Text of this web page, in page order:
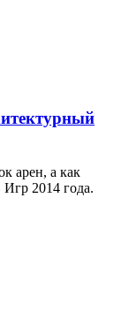
арен, а как
2014 года.